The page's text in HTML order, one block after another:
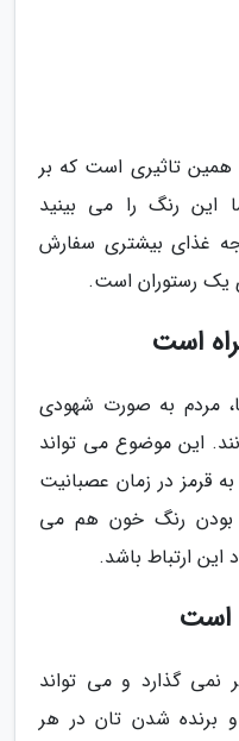
تاثیری است که بر
این رنگ را می بینید
غذای بیشتری سفارش
یک رستوران است.
است
مردم به صورت شهودی
این موضوع می تواند
قرمز در زمان عصبانیت
بودن رنگ خون هم می
این ارتباط باشد.
است
نمی گذارد و می تواند
برنده شدن تان در هر